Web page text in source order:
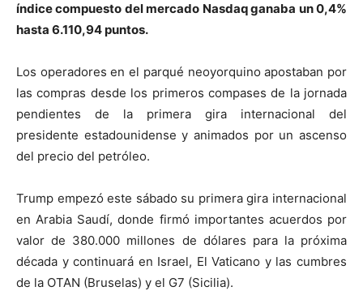
índice compuesto del mercado Nasdaq ganaba un 0,4%
hasta 6.110,94 puntos.
Los operadores en el parqué neoyorquino apostaban por
las compras desde los primeros compases de la jornada
pendientes de la primera gira internacional del
presidente estadounidense y animados por un ascenso
del precio del petróleo.
Trump empezó este sábado su primera gira internacional
en Arabia Saudí, donde firmó importantes acuerdos por
valor de 380.000 millones de dólares para la próxima
década y continuará en Israel, El Vaticano y las cumbres
de la OTAN (Bruselas) y el G7 (Sicilia).